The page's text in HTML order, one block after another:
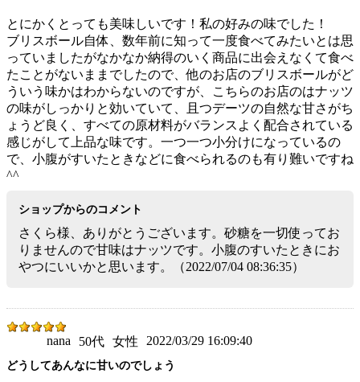
とにかくとっても美味しいです！私の好みの味でした！
ブリスボール自体、数年前に知って一度食べてみたいとは思
っていましたがなかなか納得のいく商品に出会えなくて食べ
たことがないままでしたので、他のお店のブリスボールがど
ういう味かはわからないのですが、こちらのお店のはナッツ
の味がしっかりと効いていて、且つデーツの自然な甘さがち
ょうど良く、すべての原材料がバランスよく配合されている
感じがして上品な味です。一つ一つ小分けになっているの
で、小腹がすいたときなどに食べられるのも有り難いですね
^^
ショップからのコメント
さくら様、ありがとうございます。砂糖を一切使ってお
りませんので甘味はナッツです。小腹のすいたときにお
やつにいいかと思います。（2022/07/04 08:36:35）
nana 50代 女性 2022/03/29 16:09:40
どうしてあんなに甘いのでしょう